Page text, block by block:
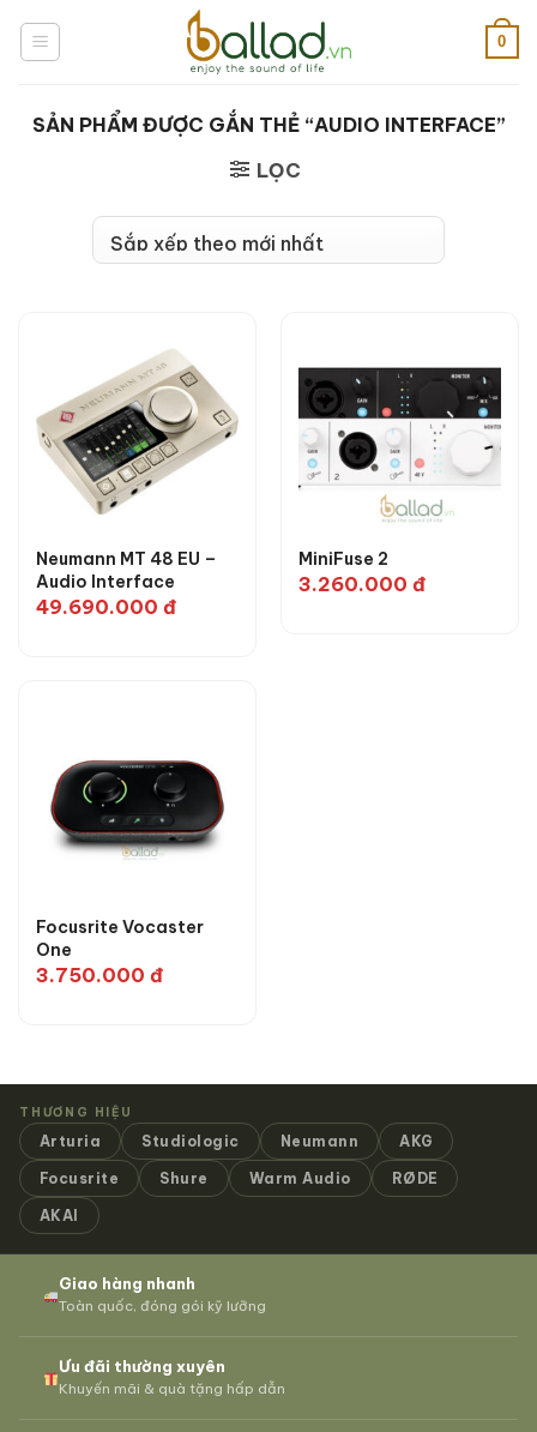
qua
0
SẢN PHẨM ĐƯỢC GẮN THẺ “AUDIO INTERFACE”
LỌC
Neumann MT 48 EU –
Audio Interface
49.690.000 đ
MiniFuse 2
3.260.000 đ
Focusrite Vocaster
One
3.750.000 đ
THƯƠNG HIỆU
Arturia Studiologic Neumann AKG
Focusrite Shure Warm Audio RØDE
AKAI
Giao hàng nhanh
Toàn quốc, đóng gói kỹ lưỡng
Ưu đãi thường xuyên
Khuyến mãi & quà tặng hấp dẫn